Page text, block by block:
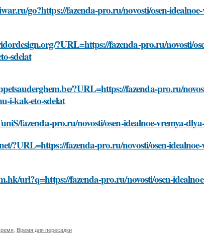
go?https://fazenda-pro.ru/novosti/osen-
?URL=https://fazenda-pro.ru/novosti/
sdelat
?URL=https://fazenda-pro.ru/
i-kak-eto-sdelat
fazenda-pro.ru/novosti/osen-idealnoe-vremya-
?URL=https://fazenda-pro.ru/novosti/osen-
url?q=https://fazenda-pro.ru/novosti/osen-
Время для пересадки